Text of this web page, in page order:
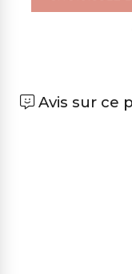
Avis sur ce